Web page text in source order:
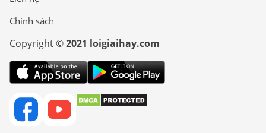
Chính sách
Copyright ©2021 loigiaihay.com